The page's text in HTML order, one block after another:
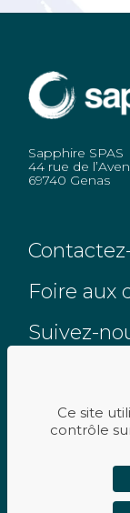
Sapphire SPAS
44 rue de
69740 Genas
Foire aux
Suivez-
MENTIONS LÉGALES
Ce site
contrôle